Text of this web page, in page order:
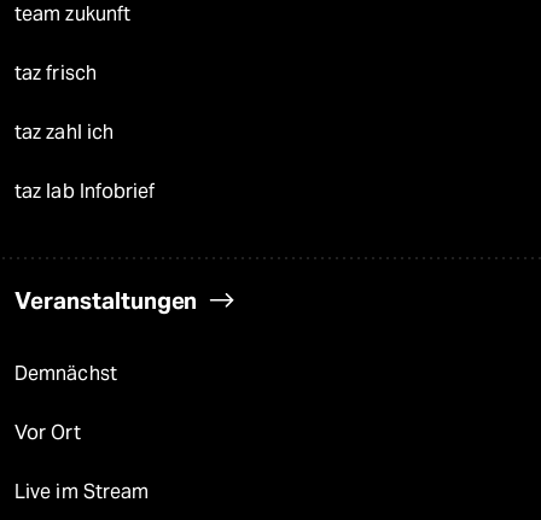
team zukunft
taz frisch
taz zahl ich
taz lab Infobrief
Veranstaltungen
Demnächst
Vor Ort
Live im Stream